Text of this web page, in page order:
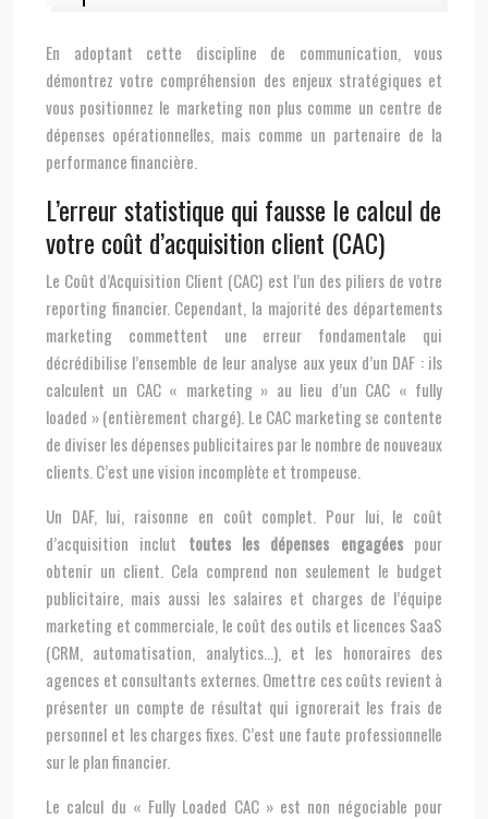
En adoptant cette discipline de communication, vous
démontrez votre compréhension des enjeux stratégiques et
vous positionnez le marketing non plus comme un centre de
dépenses opérationnelles, mais comme un partenaire de la
performance financière.
L’erreur statistique qui fausse le calcul de
votre coût d’acquisition client (CAC)
Le Coût d’Acquisition Client (CAC) est l’un des piliers de votre
reporting financier. Cependant, la majorité des départements
marketing commettent une erreur fondamentale qui
décrédibilise l’ensemble de leur analyse aux yeux d’un DAF : ils
calculent un CAC « marketing » au lieu d’un CAC « fully
loaded » (entièrement chargé). Le CAC marketing se contente
de diviser les dépenses publicitaires par le nombre de nouveaux
clients. C’est une vision incomplète et trompeuse.
Un DAF, lui, raisonne en coût complet. Pour lui, le coût
d’acquisition inclut toutes les dépenses engagéespour
obtenir un client. Cela comprend non seulement le budget
publicitaire, mais aussi les salaires et charges de l’équipe
marketing et commerciale, le coût des outils et licences SaaS
(CRM, automatisation, analytics…), et les honoraires des
agences et consultants externes. Omettre ces coûts revient à
présenter un compte de résultat qui ignorerait les frais de
personnel et les charges fixes. C’est une faute professionnelle
sur le plan financier.
Le calcul du « Fully Loaded CAC » est non négociable pour